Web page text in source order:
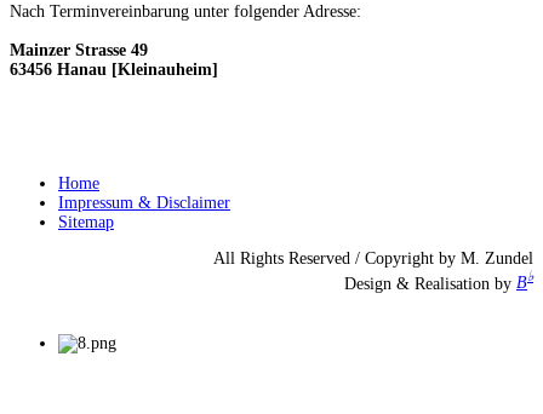
Nach Terminvereinbarung unter folgender Adresse:
Mainzer Strasse 49
63456 Hanau [Kleinauheim]
Home
Impressum & Disclaimer
Sitemap
All Rights Reserved / Copyright by M. Zundel
Design & Realisation by B♭